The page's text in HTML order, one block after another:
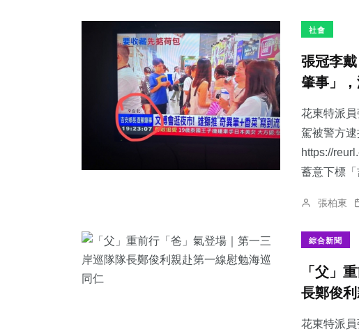
社會
張冠李
肇事」，
花東特派
駕被警方
https://
蓄意下標
張柏東
綜合新聞
「父」
長鄭俊
花東特派